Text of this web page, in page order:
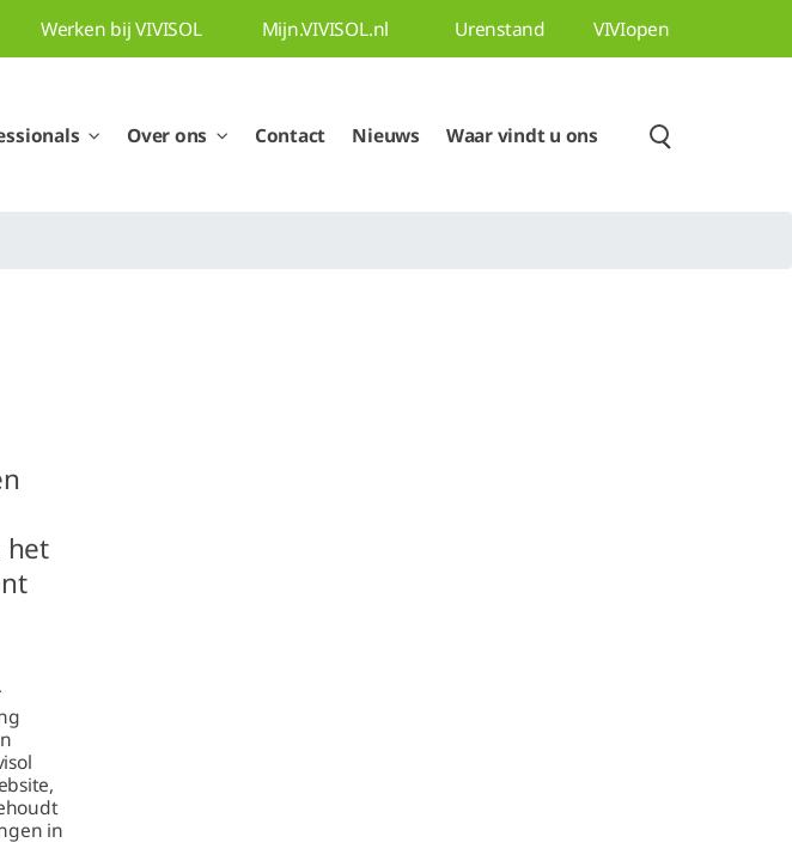
Werken bij VIVISOL Mijn.VIVISOL.nl Urenstand VIVIopen
Over ons Contact Nieuws Waar vindt u ons
het
in